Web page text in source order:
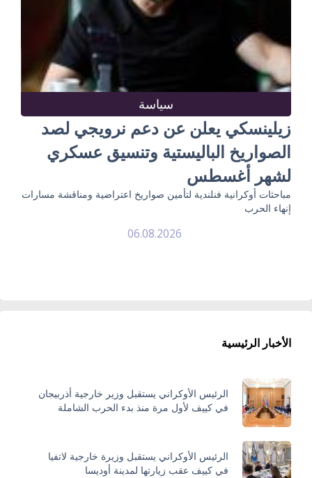
سياسة
زيلينسكي يعلن عن دعم نرويجي لصد
الصواريخ الباليستية وتنسيق عسكري
لشهر أغسطس
مباحثات أوكرانية فنلندية لتأمين صواريخ اعتراضية ومناقشة مسارات
إنهاء الحرب
06.08.2026
الأخبار الرئيسية
الرئيس الأوكراني يستقبل وزير خارجية أذربيجان
في كييف لأول مرة منذ بدء الحرب الشاملة
الرئيس الأوكراني يستقبل وزيرة خارجية لاتفيا
في كييف عقب زيارتها لمدينة أوديسا